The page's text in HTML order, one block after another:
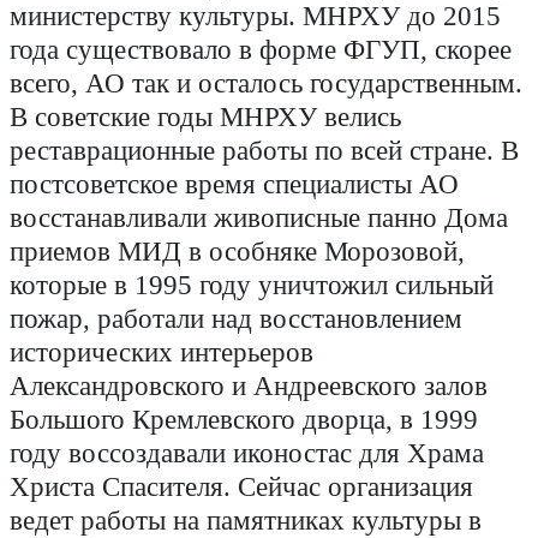
министерству культуры. МНРХУ до 2015
года существовало в форме ФГУП, скорее
всего, АО так и осталось государственным.
В советские годы МНРХУ велись
реставрационные работы по всей стране. В
постсоветское время специалисты АО
восстанавливали живописные панно Дома
приемов МИД в особняке Морозовой,
которые в 1995 году уничтожил сильный
пожар, работали над восстановлением
исторических интерьеров
Александровского и Андреевского залов
Большого Кремлевского дворца, в 1999
году воссоздавали иконостас для Храма
Христа Спасителя. Сейчас организация
ведет работы на памятниках культуры в